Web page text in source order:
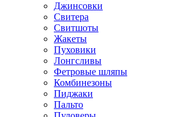
Джинсовки
Свитера
Свитшоты
Жакеты
Пуховики
Лонгсливы
Фетровые шляпы
Комбинезоны
Пиджаки
Пальто